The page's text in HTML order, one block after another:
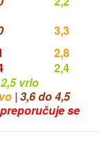
3,3
2,8
2,4
vrlo
|3,6 do 4,5
se